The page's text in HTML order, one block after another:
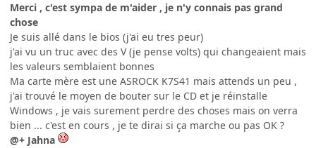
Merci , c'est sympa de m'aider , je n'y connais pas grand
chose
Je suis allé dans le bios (j'ai eu tres peur)
j'ai vu un truc avec des V (je pense volts) qui changeaient mais
les valeurs semblaient bonnes
Ma carte mère est une ASROCK K7S41 mais attends un peu ,
j'ai trouvé le moyen de bouter sur le CD et je réinstalle
Windows , je vais surement perdre des choses mais on verra
bien ... c'est en cours , je te dirai si ça marche ou pas OK ?
@+ Jahna